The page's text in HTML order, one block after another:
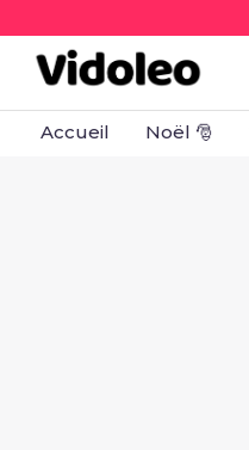
Accueil Noël 🎅